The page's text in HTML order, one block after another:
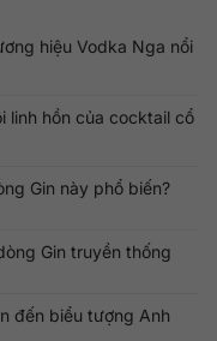
hiệu Vodka Nga nổi
linh hồn của cocktail cổ
Gin này phổ biến?
Gin truyền thống
đến biểu tượng Anh